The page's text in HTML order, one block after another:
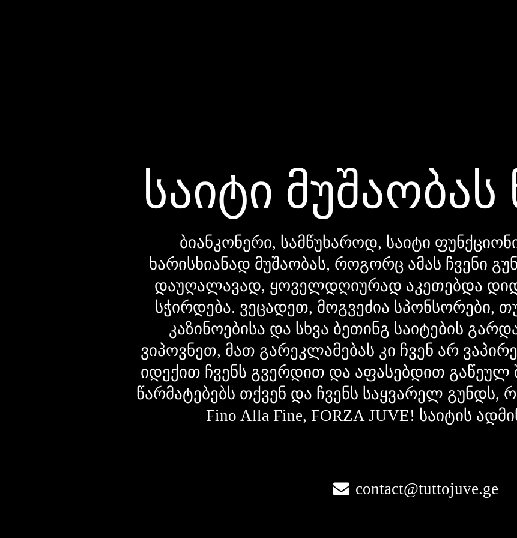
საიტი მუშაობას
ბიანკონერი, სამწუხაროდ, საიტი
ხარისხიანად მუშაობას, როგორც ამას ჩვენი
დაუღალავად, ყოველდღიურად აკეთებდა
სჭირდება. ვეცადეთ, მოგვეძია სპონსორები,
კაზინოებისა და სხვა ბეთინგ საიტების
ვიპოვნეთ, მათ გარეკლამებას კი ჩვენ არ
იდექით ჩვენს გვერდით და აფასებდით გაწეულ
წარმატებებს თქვენ და ჩვენს საყვარელ
Fino Alla Fine, FORZA JUVE! საიტის
contact@tuttojuve.ge